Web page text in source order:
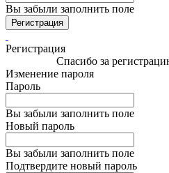
Вы забыли заполнить поле
Регистрация
Регистрация
Спасибо за
Изменение пароля
Пароль
Вы забыли заполнить поле
Новый пароль
Вы забыли заполнить поле
Подтвердите новый пароль